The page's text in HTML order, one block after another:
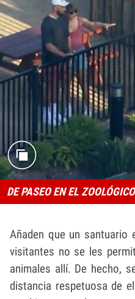
DE PASEO EN EL ZOOLÓGICO
Añaden que un
visitantes no se les
animales allí. De hecho,
distancia respetuosa de